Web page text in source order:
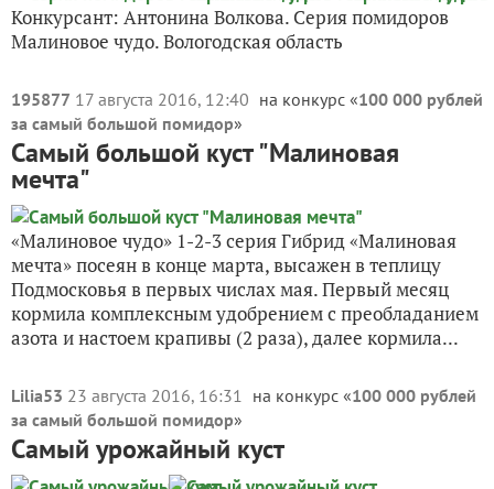
Конкурсант: Антонина Волкова. Серия помидоров
Малиновое чудо. Вологодская область
195877 17 августа 2016, 12:40 на конкурс «100 000 рублей
за самый большой помидор»
Самый большой куст "Малиновая
мечта"
«Малиновое чудо» 1-2-3 серия Гибрид «Малиновая
мечта» посеян в конце марта, высажен в теплицу
Подмосковья в первых числах мая. Первый месяц
кормила комплексным удобрением с преобладанием
азота и настоем крапивы (2 раза), далее кормила...
Lilia53 23 августа 2016, 16:31 на конкурс «100 000 рублей
за самый большой помидор»
Самый урожайный куст